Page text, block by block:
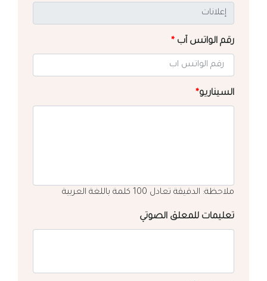
رقم الواتس آب *
السيناريو*
ملاحظة: الدقيقة تعادل 100 كلمة باللغة العربية
تعليمات للمعلق الصوتي